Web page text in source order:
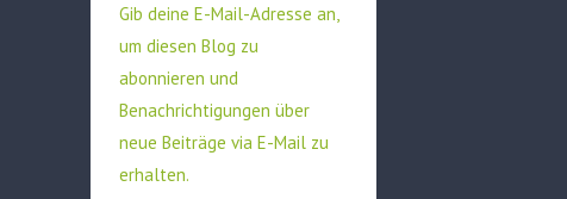
Gib deine E-Mail-Adresse an,
um diesen Blog zu
abonnieren und
Benachrichtigungen über
neue Beiträge via E-Mail zu
erhalten.